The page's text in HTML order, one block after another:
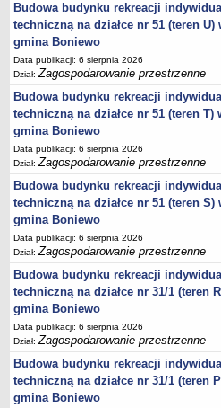
Plan postępowań na rok 2024
Plan postępowań o udzielenie
Plan postępowań o udzielenie
Plan postępowań w 2021 roku
Plan postępowań o udzielenie
Plan postępowań o udzielenie
Plan postępowań o udzielenie
Plan postępowań o udzielenie
Dług publiczny, Pomoc publiczna
Realizacja inwestycji
przetargi
Konkursy
elektronizacja zamówień
zamówienia do 170 000 PLN
PRAWO LOKALNE
Statut
Uchwały
Projekty uchwał
Budowa budynku rekreacji
techniczną na działce nr 51 (teren
gmina Boniewo
Data publikacji: 6 sierpnia 2026
Dział:Zagospodarowanie przestrzenne
Budowa budynku rekreacji
techniczną na działce nr 51 (teren
gmina Boniewo
Data publikacji: 6 sierpnia 2026
Dział:Zagospodarowanie przestrzenne
Budowa budynku rekreacji
techniczną na działce nr 51 (teren
gmina Boniewo
Data publikacji: 6 sierpnia 2026
Dział:Zagospodarowanie przestrzenne
Budowa budynku rekreacji
techniczną na działce nr 31/1 (teren
gmina Boniewo
Data publikacji: 6 sierpnia 2026
Dział:Zagospodarowanie przestrzenne
Budowa budynku rekreacji
techniczną na działce nr 31/1 (teren
gmina Boniewo